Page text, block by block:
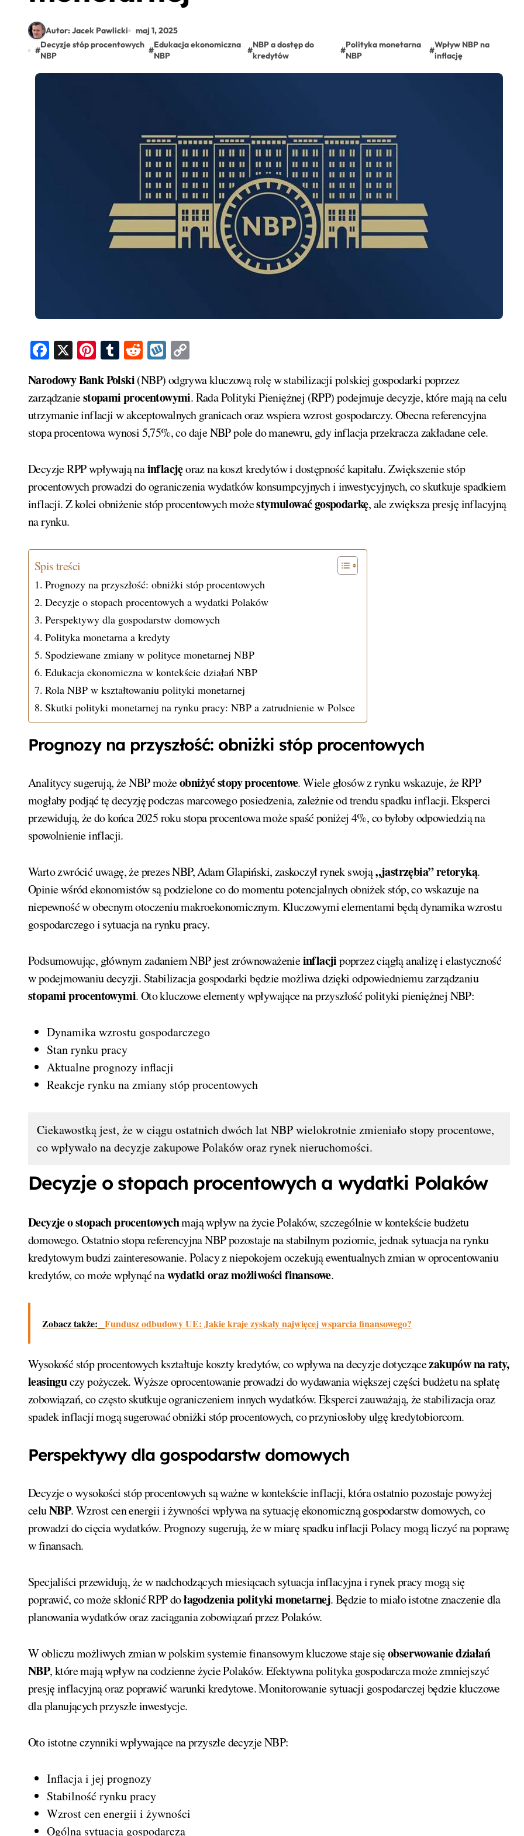
Autor: Jacek Pawlicki
maj 1, 2025
#
Decyzje stóp procentowych
NBP
#
Edukacja ekonomiczna
NBP
#
NBP a dostęp do
kredytów
#
Polityka monetarna
NBP
#
Wpływ NBP na
inflację
Facebook
X Pinterest
Tumblr
RedditWykop
Narodowy Bank Polski(NBP) odgrywa kluczową rolę w stabilizacji polskiej gospodarki poprzez
zarządzaniestopami procentowymi. Rada Polityki Pieniężnej (RPP) podejmuje decyzje, które mają na celu
utrzymanie inflacji w akceptowalnych granicach oraz wspiera wzrost gospodarczy. Obecna referencyjna
stopa procentowa wynosi 5,75%, co daje NBP pole do manewru, gdy inflacja przekracza zakładane cele.
Decyzje RPP wpływają nainflacjęoraz na koszt kredytów i dostępność kapitału. Zwiększenie stóp
procentowych prowadzi do ograniczenia wydatków konsumpcyjnych i inwestycyjnych, co skutkuje spadkiem
inflacji. Z kolei obniżenie stóp procentowych możestymulować gospodarkę, ale zwiększa presję inflacyjną
na rynku.
Spis treści
Prognozy na przyszłość: obniżki stóp procentowych
Decyzje o stopach procentowych a wydatki Polaków
Perspektywy dla gospodarstw domowych
Polityka monetarna a kredyty
Spodziewane zmiany w polityce monetarnej NBP
Edukacja ekonomiczna w kontekście działań NBP
Rola NBP w kształtowaniu polityki monetarnej
Skutki polityki monetarnej na rynku pracy: NBP a zatrudnienie w Polsce
Prognozy na przyszłość: obniżki stóp procentowych
Analitycy sugerują, że NBP możeobniżyć stopy procentowe. Wiele głosów z rynku wskazuje, że RPP
mogłaby podjąć tę decyzję podczas marcowego posiedzenia, zależnie od trendu spadku inflacji. Eksperci
przewidują, że do końca 2025 roku stopa procentowa może spaść poniżej 4%, co byłoby odpowiedzią na
spowolnienie inflacji.
Warto zwrócić uwagę, że prezes NBP, Adam Glapiński, zaskoczył rynek swoją„jastrzębia” retoryką.
Opinie wśród ekonomistów są podzielone co do momentu potencjalnych obniżek stóp, co wskazuje na
niepewność w obecnym otoczeniu makroekonomicznym. Kluczowymi elementami będą dynamika wzrostu
gospodarczego i sytuacja na rynku pracy.
Podsumowując, głównym zadaniem NBP jest zrównoważenieinflacjipoprzez ciągłą analizę i elastyczność
w podejmowaniu decyzji. Stabilizacja gospodarki będzie możliwa dzięki odpowiedniemu zarządzaniu
stopami procentowymi. Oto kluczowe elementy wpływające na przyszłość polityki pieniężnej NBP:
Dynamika wzrostu gospodarczego
Stan rynku pracy
Aktualne prognozy inflacji
Reakcje rynku na zmiany stóp procentowych
Ciekawostką jest, że w ciągu ostatnich dwóch lat NBP wielokrotnie zmieniało stopy procentowe,
co wpływało na decyzje zakupowe Polaków oraz rynek nieruchomości.
Decyzje o stopach procentowych a wydatki Polaków
Decyzje o stopach procentowychmają wpływ na życie Polaków, szczególnie w kontekście budżetu
domowego. Ostatnio stopa referencyjna NBP pozostaje na stabilnym poziomie, jednak sytuacja na rynku
kredytowym budzi zainteresowanie. Polacy z niepokojem oczekują ewentualnych zmian w oprocentowaniu
kredytów, co może wpłynąć nawydatki oraz możliwości finansowe.
Zobacz także: Fundusz odbudowy UE: Jakie kraje zyskały najwięcej wsparcia finansowego?
Wysokość stóp procentowych kształtuje koszty kredytów, co wpływa na decyzje dotyczącezakupów na raty,
leasinguczy pożyczek. Wyższe oprocentowanie prowadzi do wydawania większej części budżetu na spłatę
zobowiązań, co często skutkuje ograniczeniem innych wydatków. Eksperci zauważają, że stabilizacja oraz
spadek inflacji mogą sugerować obniżki stóp procentowych, co przyniosłoby ulgę kredytobiorcom.
Perspektywy dla gospodarstw domowych
Decyzje o wysokości stóp procentowych są ważne w kontekście inflacji, która ostatnio pozostaje powyżej
celuNBP. Wzrost cen energii i żywności wpływa na sytuację ekonomiczną gospodarstw domowych, co
prowadzi do cięcia wydatków. Prognozy sugerują, że w miarę spadku inflacji Polacy mogą liczyć na poprawę
w finansach.
Specjaliści przewidują, że w nadchodzących miesiącach sytuacja inflacyjna i rynek pracy mogą się
poprawić, co może skłonić RPP dołagodzenia polityki monetarnej. Będzie to miało istotne znaczenie dla
planowania wydatków oraz zaciągania zobowiązań przez Polaków.
W obliczu możliwych zmian w polskim systemie finansowym kluczowe staje sięobserwowanie działań
NBP, które mają wpływ na codzienne życie Polaków. Efektywna polityka gospodarcza może zmniejszyć
presję inflacyjną oraz poprawić warunki kredytowe. Monitorowanie sytuacji gospodarczej będzie kluczowe
dla planujących przyszłe inwestycje.
Oto istotne czynniki wpływające na przyszłe decyzje NBP:
Inflacja i jej prognozy
Stabilność rynku pracy
Wzrost cen energii i żywności
Ogólna sytuacja gospodarcza